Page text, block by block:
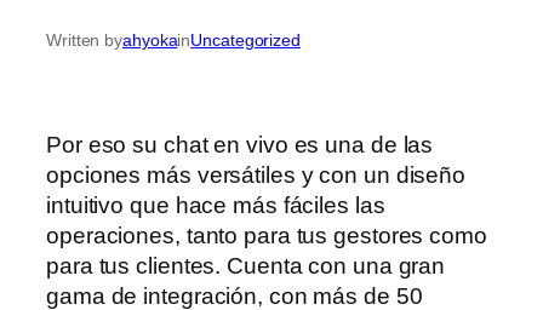
Written byahyokainUncategorized
Por eso su chat en vivo es una de las
opciones más versátiles y con un diseño
intuitivo que hace más fáciles las
operaciones, tanto para tus gestores como
para tus clientes. Cuenta con una gran
gama de integración, con más de 50